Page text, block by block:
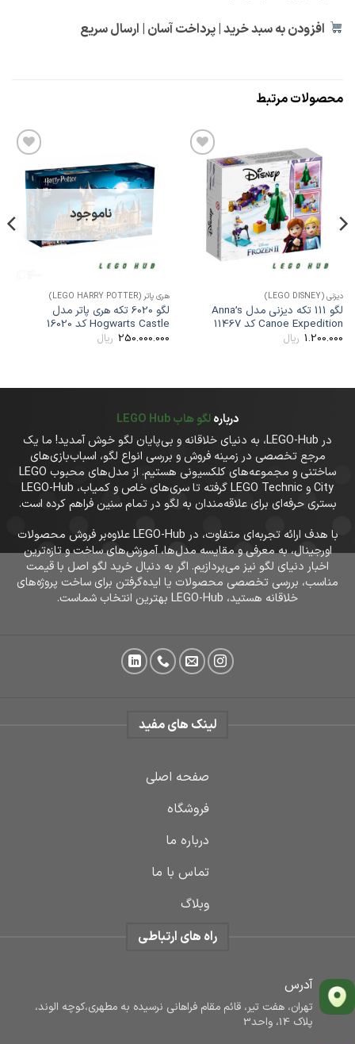
افزودن به سبد خرید | پرداخت آسان | ارسال سریع
محصولات مرتبط
افزودن
به
علاقه
مندی
ها
دیزنی (LEGO DISNEY)
لگو 111 تکه دیزنی مدل Anna’s
Canoe Expedition کد 11467
1.200.000 ریال
افزودن
به
علاقه
مندی
ناموجود
هری پاتر (LEGO HARRY POTTER)
لگو 6020 تکه هری پاتر مدل
Hogwarts Castle کد 16020
250.000.000 ریال
دربارهلگو هاب LEGO Hub
در LEGO-Hub، به دنیای خلاقانه و بی‌پایان لگو خوش آمدید! ما یک
مرجع تخصصی در زمینه فروش و بررسی انواع لگو، اسباب‌بازی‌های
ساختنی و مجموعه‌های کلکسیونی هستیم. از مدل‌های محبوب LEGO
City و LEGO Technic گرفته تا سری‌های خاص و کمیاب، LEGO-Hub
بستری حرفه‌ای برای علاقه‌مندان به لگو در تمام سنین فراهم کرده است.
با هدف ارائه تجربه‌ای متفاوت، در LEGO-Hub علاوه‌بر فروش محصولات
اورجینال، به معرفی و مقایسه مدل‌ها، آموزش‌های ساخت و تازه‌ترین
اخبار دنیای لگو نیز می‌پردازیم. اگر به دنبال خرید لگو اصل با قیمت
مناسب، بررسی تخصصی محصولات یا ایده‌گرفتن برای ساخت پروژه‌های
خلاقانه هستید، LEGO-Hub بهترین انتخاب شماست.
لینک های مفید
صفحه اصلی
فروشگاه
درباره ما
تماس با ما
وبلاگ
راه های ارتباطی
آدرس
تهران، هفت تیر، قائم مقام فراهانی نرسیده به مطهری،کوچه الوند،
پلاک 14، واحد3